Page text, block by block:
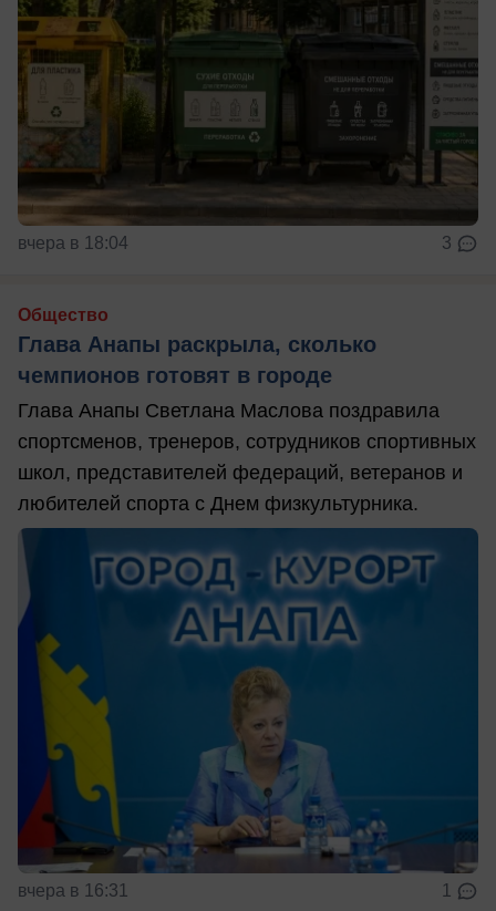
вчера в 18:04 3
Общество
Глава Анапы раскрыла, сколько
чемпионов готовят в городе
Глава Анапы Светлана Маслова поздравила
спортсменов, тренеров, сотрудников спортивных
школ, представителей федераций, ветеранов и
любителей спорта с Днем физкультурника.
вчера в 16:31 1